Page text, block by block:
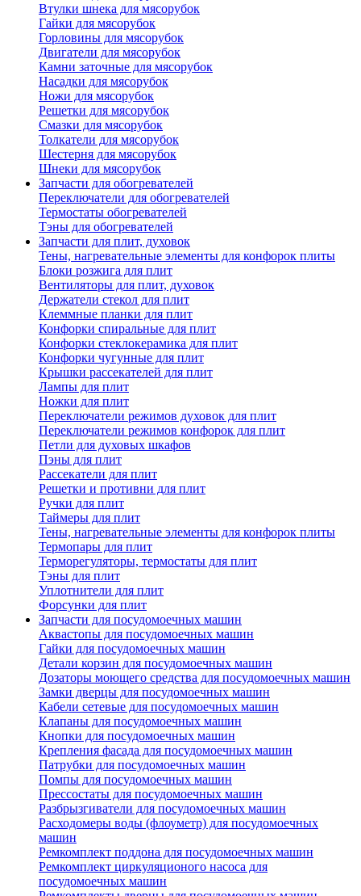
Втулки шнека для мясорубок
Гайки для мясорубок
Горловины для мясорубок
Двигатели для мясорубок
Камни заточные для мясорубок
Насадки для мясорубок
Ножи для мясорубок
Решетки для мясорубок
Смазки для мясорубок
Толкатели для мясорубок
Шестерня для мясорубок
Шнеки для мясорубок
Запчасти для обогревателей
Переключатели для обогревателей
Термостаты обогревателей
Тэны для обогревателей
Запчасти для плит, духовок
Тены, нагревательные элементы для конфорок плиты
Блоки розжига для плит
Вентиляторы для плит, духовок
Держатели стекол для плит
Клеммные планки для плит
Конфорки спиральные для плит
Конфорки стеклокерамика для плит
Конфорки чугунные для плит
Крышки рассекателей для плит
Лампы для плит
Ножки для плит
Переключатели режимов духовок для плит
Переключатели режимов конфорок для плит
Петли для духовых шкафов
Пэны для плит
Рассекатели для плит
Решетки и противни для плит
Ручки для плит
Таймеры для плит
Тены, нагревательные элементы для конфорок плиты
Термопары для плит
Терморегуляторы, термостаты для плит
Тэны для плит
Уплотнители для плит
Форсунки для плит
Запчасти для посудомоечных машин
Аквастопы для посудомоечных машин
Гайки для посудомоечных машин
Детали корзин для посудомоечных машин
Дозаторы моющего средства для посудомоечных машин
Замки дверцы для посудомоечных машин
Кабели сетевые для посудомоечных машин
Клапаны для посудомоечных машин
Кнопки для посудомоечных машин
Крепления фасада для посудомоечных машин
Патрубки для посудомоечных машин
Помпы для посудомоечных машин
Прессостаты для посудомоечных машин
Разбрызгиватели для посудомоечных машин
Расходомеры воды (флоуметр) для посудомоечных
машин
Ремкомплект поддона для посудомоечных машин
Ремкомплект циркуляционого насоса для
посудомоечных машин